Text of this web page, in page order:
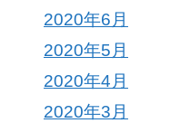
2020年6月
2020年5月
2020年4月
2020年3月